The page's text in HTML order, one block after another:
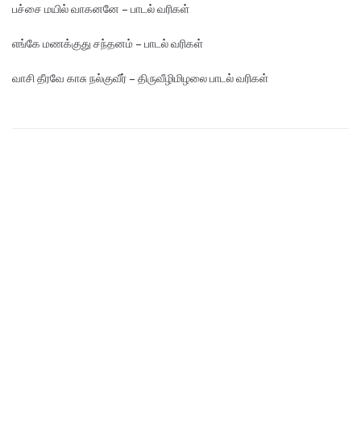
பச்சை மயில் வாகனனே – பாடல் வரிகள்
எங்கே மண‌க்குது சந்தனம் – பாடல் வரிகள்
வாசி தீரவே காசு நல்குவீர் – திருவீழிமிழலை பாடல் வரிகள்